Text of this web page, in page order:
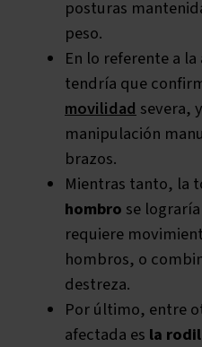
posturas
peso.
En lo referente a
tendría que
movilidad severa,
manipulación
brazos.
Mientras tanto, la
hombro se
requiere
hombros, o
destreza.
Por último, entre
afectada es la